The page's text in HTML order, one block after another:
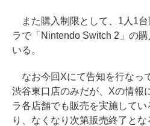
また購入制限として、1人1台
ラで「Nintendo Switch 2」の
いる。
なお今回Xにて告知を行なっ
渋谷東口店のみだが、Xの情報
ラ各店舗でも販売を実施して
り、なくなり次第販売終了とな